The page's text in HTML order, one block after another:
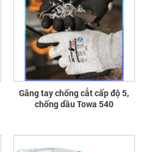
Găng tay chống cắt cấp độ 5,
chống dầu Towa 540